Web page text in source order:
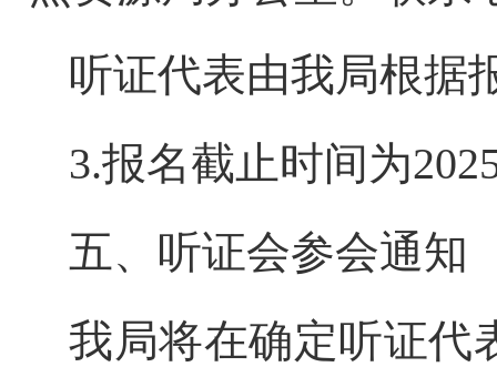
听证代表由我局根据
3.报名截止时间为
五、听证会参会通知
我局将在确定听证代